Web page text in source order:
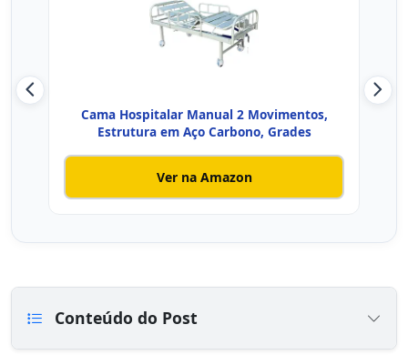
Cama Hospitalar Manual 2 Movimentos,
Estrutura em Aço Carbono, Grades
Ver na Amazon
Conteúdo do Post